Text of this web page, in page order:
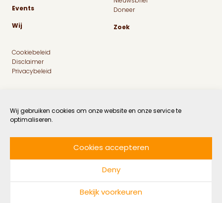
Wij gebruiken cookies om onze website en onze service te
optimaliseren.
Cookies accepteren
Deny
Bekijk voorkeuren
Events
Wij
Doneer
Zoek
Cookiebeleid
Disclaimer
Privacybeleid
InstagramLinkedin